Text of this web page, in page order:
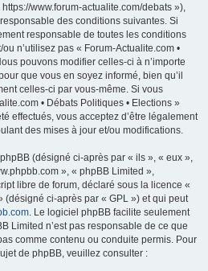
www.forum-actualite.com/debats »),
des conditions suivantes. Si
responsable de toutes les conditions
n’utilisez pas « Forum-Actualite.com •
pouvons modifier celles-ci à n’importe
que vous en soyez informé, bien qu’il
celles-ci par vous-même. Si vous
• Débats Politiques • Elections »
effectués, vous acceptez d’être légalement
des mises à jour et/ou modifications.
(désigné ci-après par « ils », « eux »,
», « phpBB Limited »,
libre de forum, déclaré sous la licence «
(désigné ci-après par « GPL ») et qui peut
. Le logiciel phpBB facilite seulement
Limited n’est pas responsable de ce que
comme contenu ou conduite permis. Pour
de phpBB, veuillez consulter :